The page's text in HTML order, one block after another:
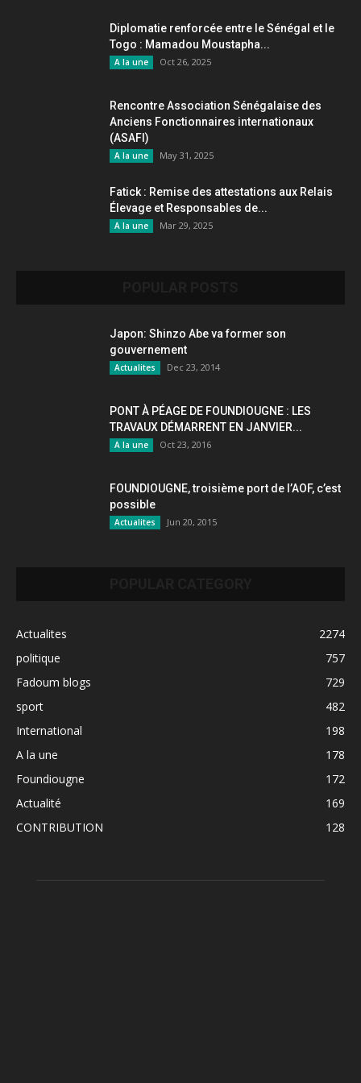
Diplomatie renforcée entre le Sénégal et le
Togo : Mamadou Moustapha...
A la une Oct 26, 2025
Rencontre Association Sénégalaise des
Anciens Fonctionnaires internationaux
(ASAFI)
A la une May 31, 2025
Fatick : Remise des attestations aux Relais
Élevage et Responsables de...
A la une Mar 29, 2025
Japon: Shinzo Abe va former son
gouvernement
Actualites Dec 23, 2014
PONT À PÉAGE DE FOUNDIOUGNE : LES
TRAVAUX DÉMARRENT EN JANVIER...
A la une Oct 23, 2016
FOUNDIOUGNE, troisième port de l’AOF, c’est
possible
Actualites Jun 20, 2015
Actualites
2274
politique
757
Fadoum blogs
729
sport
482
International
198
A la une
178
Foundiougne
172
Actualité
169
CONTRIBUTION
128